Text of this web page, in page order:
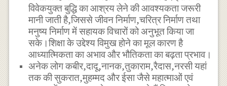
विवेकयुक्त बुद्धि का आश्रय लेने की आवश्यकता जरूरी
मानी जाती है,जिससे जीवन निर्माण,चरित्र निर्माण तथा
मनुष्य निर्माण में सहायक विचारों को अनुभूत किया जा
सके।शिक्षा के उद्देश्य विमुख होने का मूल कारण है
आध्यात्मिकता का अभाव और भौतिकता का बढ़ता प्रभाव।
अनेक लोग कबीर,दादू,नानक,तुकाराम,रैदास,नरसी यहां
तक की सुकरात,मुहम्मद और ईसा जैसे महात्माओं एवं